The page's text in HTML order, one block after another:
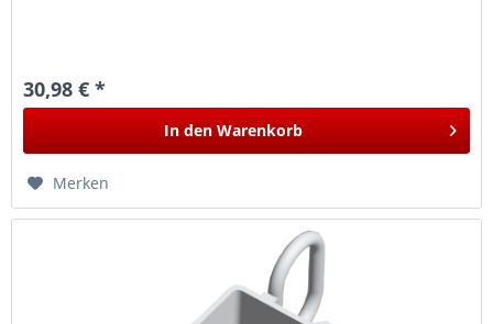
30,98 € *
In den Warenkorb
Merken